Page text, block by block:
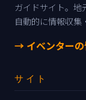
ガイドサイト。地
自動的に情報収集
→ イベンター
サイト